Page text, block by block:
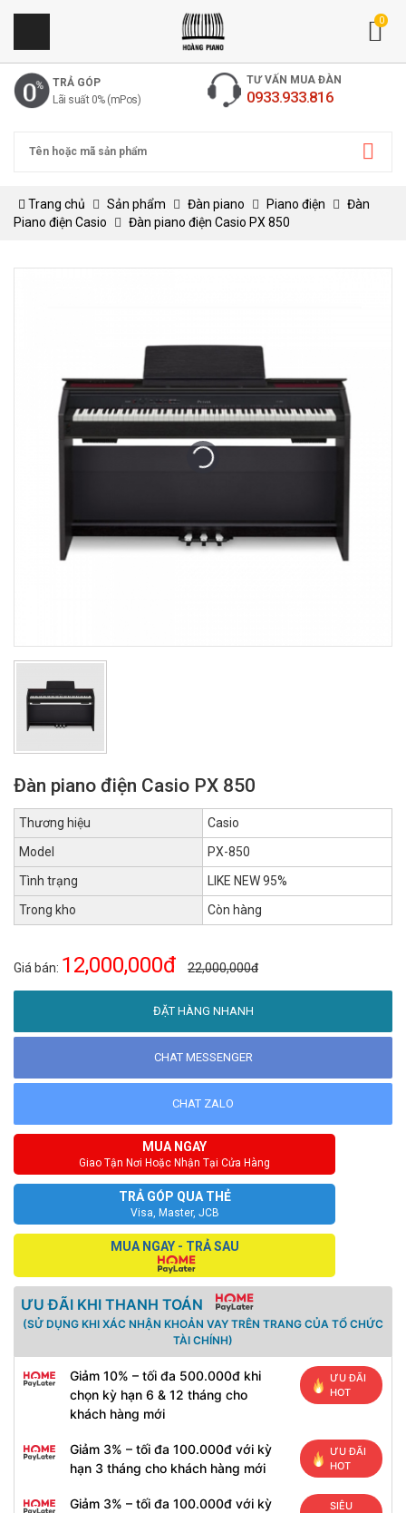
0
TRẢ GÓP
Lãi suất 0% (mPos)
TƯ VẤN MUA ĐÀN
0933.933.816
Trang chủ Sản phẩm Đàn piano Piano điện
Đàn
Piano điện Casio
Đàn piano điện Casio PX 850
Đàn piano điện Casio PX 850
Thương hiệu
Casio
Model
PX-850
Tình trạng
LIKE NEW 95%
Trong kho
Còn hàng
Giá bán: 12,000,000đ 22,000,000đ
ĐẶT HÀNG NHANH
CHAT MESSENGER
CHAT ZALO
MUA NGAY
Giao Tận Nơi Hoặc Nhận Tại Cửa Hàng
TRẢ GÓP QUA THẺ
Visa, Master, JCB
MUA NGAY - TRẢ SAU
ƯU ĐÃI KHI THANH TOÁN
(SỬ DỤNG KHI XÁC NHẬN KHOẢN VAY TRÊN TRANG CỦA TỔ CHỨC
TÀI CHÍNH)
Giảm 10% – tối đa 500.000đ khi
chọn kỳ hạn 6 & 12 tháng cho
khách hàng mới
ƯU ĐÃI
HOT
Giảm 3% – tối đa 100.000đ với kỳ
hạn 3 tháng cho khách hàng mới
ƯU ĐÃI
HOT
Giảm 3% – tối đa 100.000đ với kỳ
SIÊU